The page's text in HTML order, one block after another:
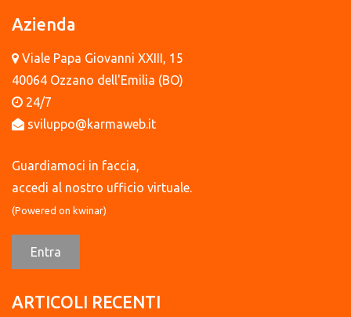
Azienda
Viale Papa Giovanni XXIII, 15
40064 Ozzano dell'Emilia (BO)
24/7
sviluppo@karmaweb.it
Guardiamoci in faccia,
accedi al nostro ufficio virtuale.
(Powered on kwinar)
Entra
ARTICOLI RECENTI